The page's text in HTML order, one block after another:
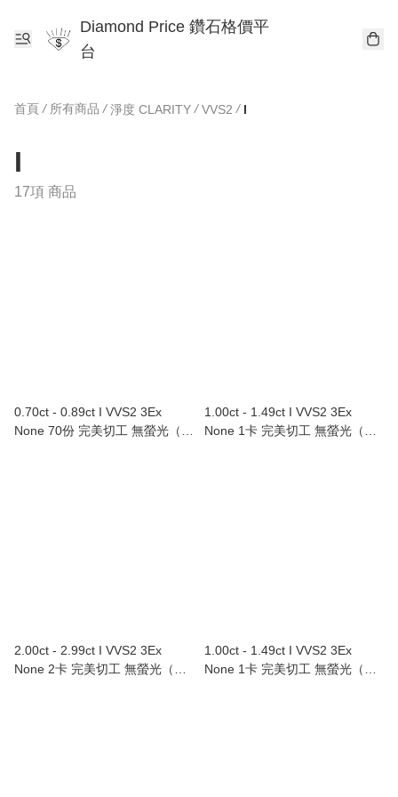
Diamond Price 鑽石格價平
台
首頁 / 所有商品 / 淨度 CLARITY / VVS2 / I
I
17項 商品
0.70ct - 0.89ct I VVS2 3Ex
None 70份 完美切工 無螢光（附
1.00ct - 1.49ct I VVS2 3Ex
None 1卡 完美切工 無螢光（附
2.00ct - 2.99ct I VVS2 3Ex
None 2卡 完美切工 無螢光（附
1.00ct - 1.49ct I VVS2 3Ex
None 1卡 完美切工 無螢光（附